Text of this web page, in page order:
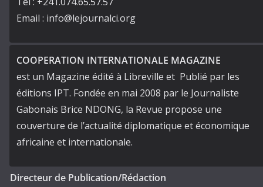
Email : info@lejournalci.org
COOPERATION INTERNATIONALE MAGAZINE
est un Magazine édité à Libreville et Publié par les
éditions IPT. Fondée en mai 2008 par le Journaliste
Gabonais Brice NDONG, la Revue propose une
couverture de l’actualité diplomatique et économique
africaine et internationale.
Directeur de Publication/Rédaction